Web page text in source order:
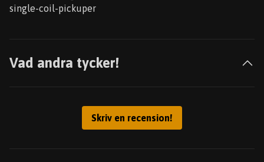
single-coil-pickuper
Vad andra tycker!
Skriv en recension!